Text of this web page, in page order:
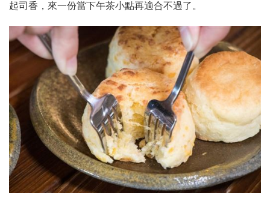
起司香，來一份當下午茶小點再適合不過了。